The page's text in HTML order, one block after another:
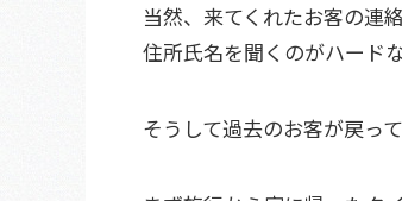
当然、来てくれたお客の連
住所氏名を聞くのがハード
そうして過去のお客が戻っ